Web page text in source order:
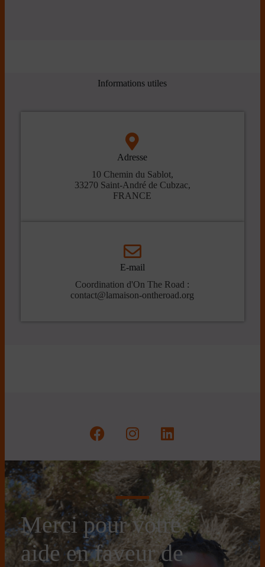
Informations utiles
Adresse
10 Chemin du Sablot,
33270 Saint-André de Cubzac,
FRANCE
E-mail
Coordination d'On The Road :
contact@lamaison-ontheroad.org
Merci pour votre
aide en faveur de